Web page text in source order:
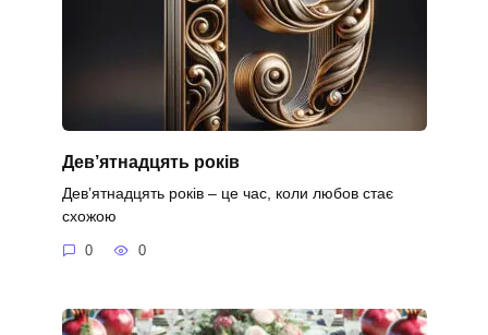
Дев’ятнадцять років
Дев’ятнадцять років – це час, коли любов стає
схожою
0 0